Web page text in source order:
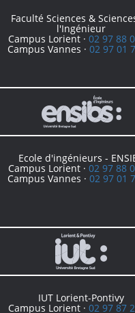
Faculté Sciences &
l'Ingénieur
Campus Lorient · 02 97 88
Campus Vannes · 02 97 01
Ecole d'ingénieurs -
Campus Lorient · 02 97 88
Campus Vannes · 02 97 01
IUT Lorient-Pontivy
Campus Lorient · 02 97 87